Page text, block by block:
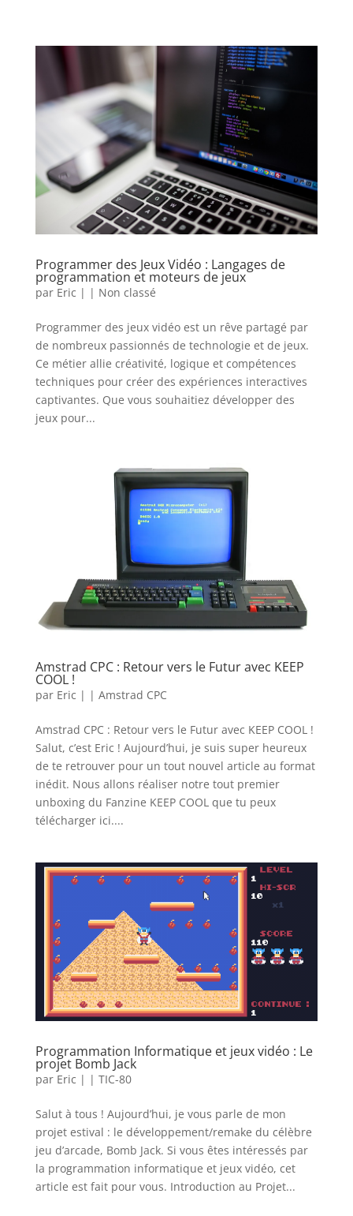
Programmer des Jeux Vidéo : Langages de
programmation et moteurs de jeux
par Eric | | Non classé
Programmer des jeux vidéo est un rêve partagé par
de nombreux passionnés de technologie et de jeux.
Ce métier allie créativité, logique et compétences
techniques pour créer des expériences interactives
captivantes. Que vous souhaitiez développer des
jeux pour...
Amstrad CPC : Retour vers le Futur avec KEEP
COOL !
par Eric | | Amstrad CPC
Amstrad CPC : Retour vers le Futur avec KEEP COOL !
Salut, c’est Eric ! Aujourd’hui, je suis super heureux
de te retrouver pour un tout nouvel article au format
inédit. Nous allons réaliser notre tout premier
unboxing du Fanzine KEEP COOL que tu peux
télécharger ici....
Programmation Informatique et jeux vidéo : Le
projet Bomb Jack
par Eric | | TIC-80
Salut à tous ! Aujourd’hui, je vous parle de mon
projet estival : le développement/remake du célèbre
jeu d’arcade, Bomb Jack. Si vous êtes intéressés par
la programmation informatique et jeux vidéo, cet
article est fait pour vous. Introduction au Projet...